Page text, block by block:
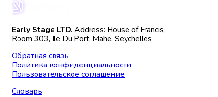
Early Stage LTD. Address: House of Francis,
Room 303, Ile Du Port, Mahe, Seychelles
Обратная связь
Политика конфиденциальности
Пользовательское соглашение
Словарь